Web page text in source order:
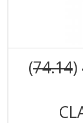
(74.14)